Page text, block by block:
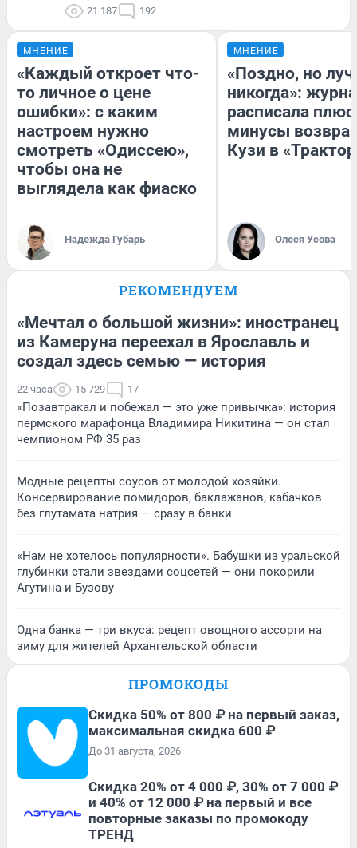
21 187 192
МНЕНИЕ
«Каждый откроет что-
то личное о цене
ошибки»: с каким
настроем нужно
смотреть «Одиссею»,
чтобы она не
выглядела как фиаско
Надежда Губарь
МНЕНИЕ
«Поздно, но
никогда»:
расписала
минусы
Кузи в
Олеся Усова
РЕКОМЕНДУЕМ
«Мечтал о большой жизни»: иностранец
из Камеруна переехал в Ярославль и
создал здесь семью — история
22 часа 15 729 17
«Позавтракал и побежал — это уже привычка»: история
пермского марафонца Владимира Никитина — он стал
чемпионом РФ 35 раз
Модные рецепты соусов от молодой хозяйки.
Консервирование помидоров, баклажанов, кабачков
без глутамата натрия — сразу в банки
«Нам не хотелось популярности». Бабушки из уральской
глубинки стали звездами соцсетей — они покорили
Агутина и Бузову
Одна банка — три вкуса: рецепт овощного ассорти на
зиму для жителей Архангельской области
ПРОМОКОДЫ
Скидка 50% от 800 ₽ на первый заказ,
максимальная скидка 600 ₽
До 31 августа, 2026
Скидка 20% от 4 000 ₽, 30% от 7 000 ₽
и 40% от 12 000 ₽ на первый и все
повторные заказы по промокоду
ТРЕНД